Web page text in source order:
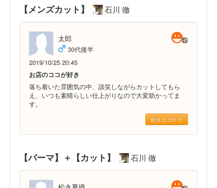
【メンズカット】 石川 徹
太郎
30代後半
2019/10/25 20:45
お店のココが好き
落ち着いた雰囲気の中、談笑しながらカットしてもら
え、いつも素晴らしい仕上がりなので大変助かってま
す。
続きはコチラ
【パーマ】＋【カット】 石川 徹